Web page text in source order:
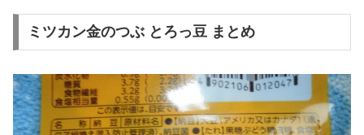
ミツカン金のつぶ とろっ豆 まとめ